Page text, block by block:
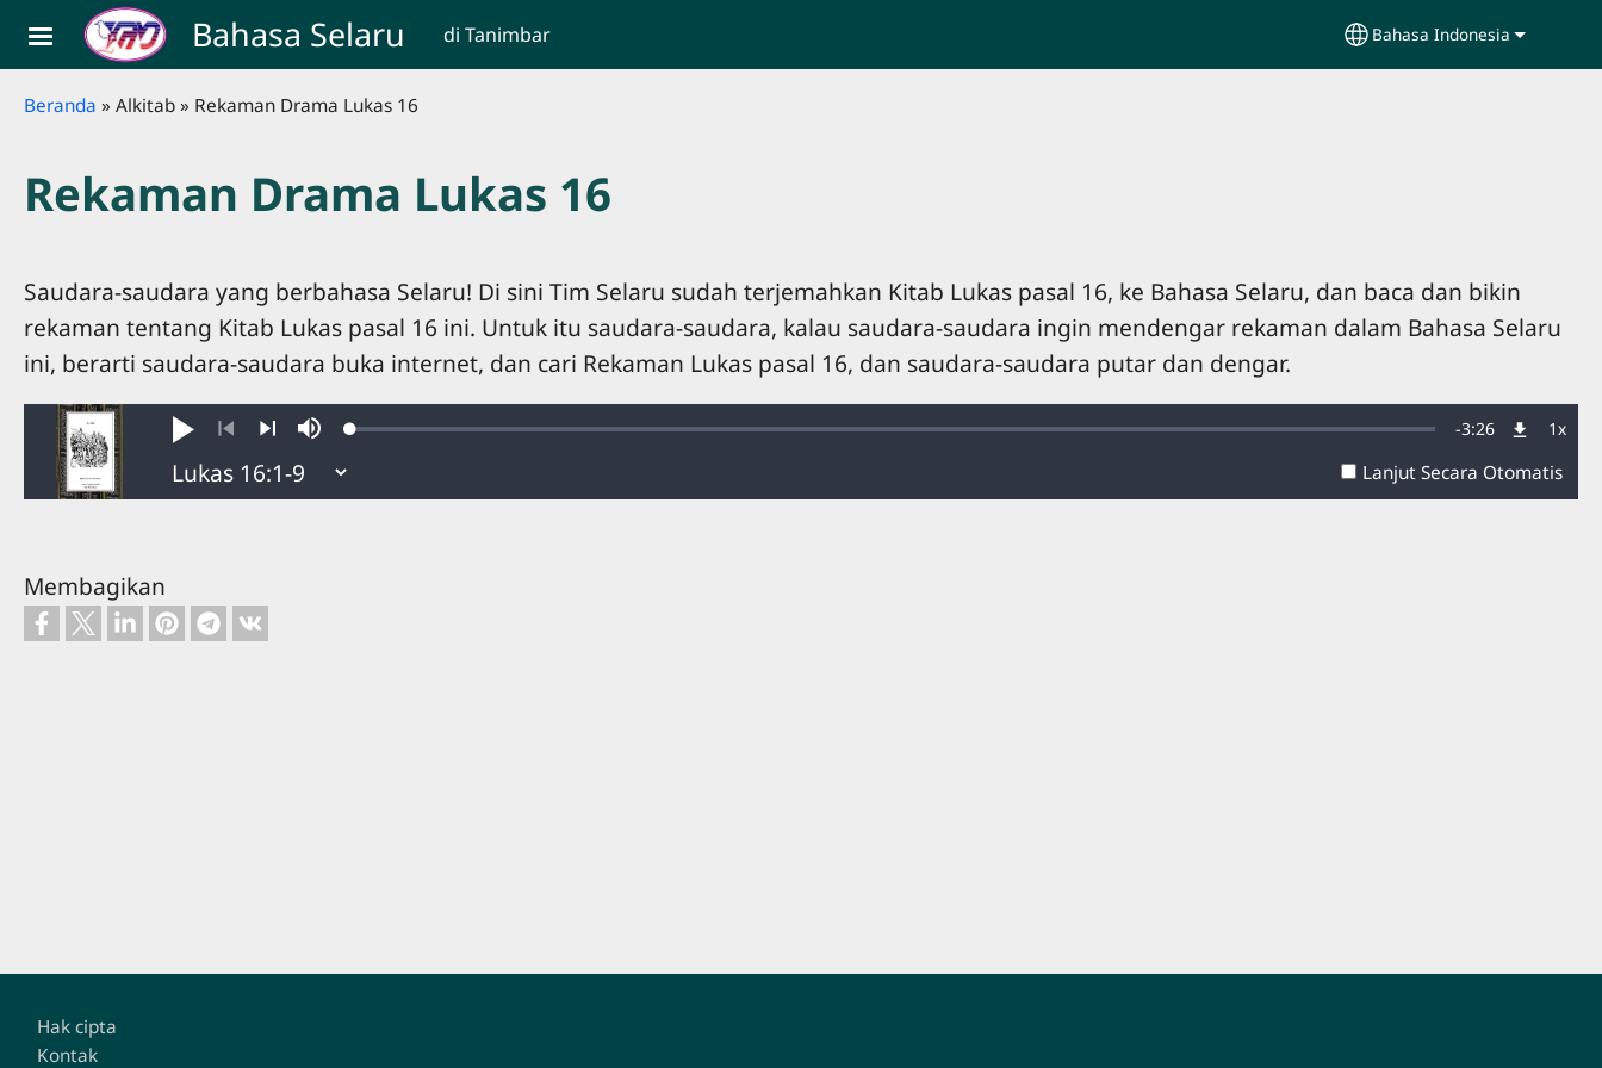
Skip to main contentBahasa Selaru di Tanimbar Select your language
Bahasa Indonesia
Breadcrumb
Beranda Alkitab Rekaman Drama Lukas 16
Rekaman Drama Lukas 16
Saudara-saudara yang berbahasa Selaru! Di sini Tim Selaru sudah terjemahkan Kitab Lukas pasal 16, ke Bahasa Selaru, dan baca dan bikin
rekaman tentang Kitab Lukas pasal 16 ini. Untuk itu saudara-saudara, kalau saudara-saudara ingin mendengar rekaman dalam Bahasa Selaru
ini, berarti saudara-saudara buka internet, dan cari Rekaman Lukas pasal 16, dan saudara-saudara putar dan dengar.
Putar
MundurLanjut
Bisu Loaded: Remaining
Time
-3:26 1x
Lanjut Secara Otomatis
Membagikan
Footer
Hak cipta
Kontak